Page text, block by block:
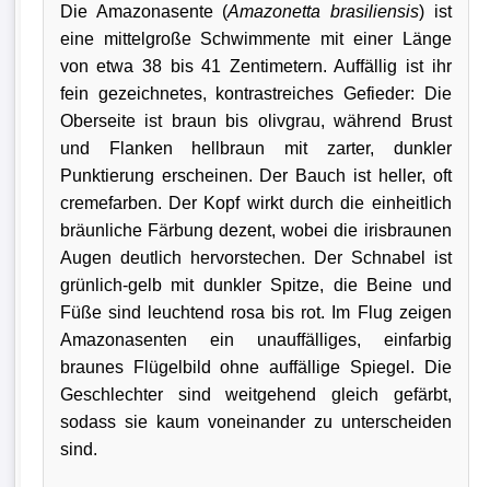
Die Amazonasente (Amazonetta brasiliensis) ist
eine mittelgroße Schwimmente mit einer Länge
von etwa 38 bis 41 Zentimetern. Auffällig ist ihr
fein gezeichnetes, kontrastreiches Gefieder: Die
Oberseite ist braun bis olivgrau, während Brust
und Flanken hellbraun mit zarter, dunkler
Punktierung erscheinen. Der Bauch ist heller, oft
cremefarben. Der Kopf wirkt durch die einheitlich
bräunliche Färbung dezent, wobei die irisbraunen
Augen deutlich hervorstechen. Der Schnabel ist
grünlich-gelb mit dunkler Spitze, die Beine und
Füße sind leuchtend rosa bis rot. Im Flug zeigen
Amazonasenten ein unauffälliges, einfarbig
braunes Flügelbild ohne auffällige Spiegel. Die
Geschlechter sind weitgehend gleich gefärbt,
sodass sie kaum voneinander zu unterscheiden
sind.